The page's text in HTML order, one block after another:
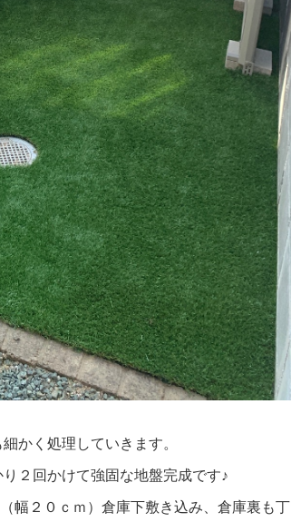
かく処理していきます。
２回かけて強固な地盤完成です♪
幅２０ｃｍ）倉庫下敷き込み、倉庫裏も丁